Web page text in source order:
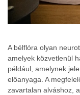
A bélflóra olyan
amelyek közvetlenül
például, amelynek
előanyaga. A
zavartalan alváshoz,